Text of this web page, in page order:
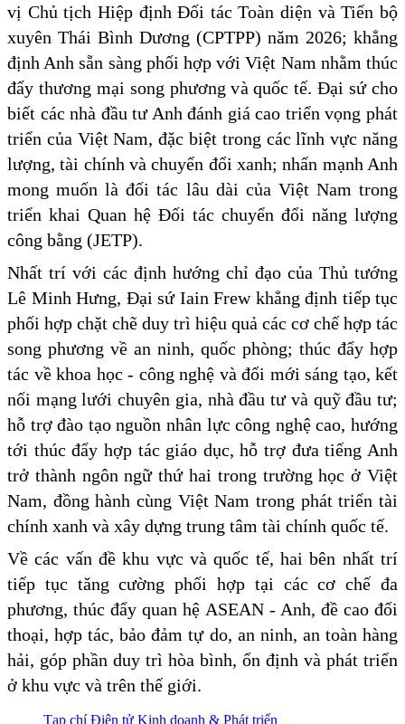
vị Chủ tịch Hiệp định Đối tác Toàn diện và Tiến bộ
xuyên Thái Bình Dương (CPTPP) năm 2026; khẳng
định Anh sẵn sàng phối hợp với Việt Nam nhằm thúc
đẩy thương mại song phương và quốc tế. Đại sứ cho
biết các nhà đầu tư Anh đánh giá cao triển vọng phát
triển của Việt Nam, đặc biệt trong các lĩnh vực năng
lượng, tài chính và chuyển đổi xanh; nhấn mạnh Anh
mong muốn là đối tác lâu dài của Việt Nam trong
triển khai Quan hệ Đối tác chuyển đổi năng lượng
công bằng (JETP).
Nhất trí với các định hướng chỉ đạo của Thủ tướng
Lê Minh Hưng, Đại sứ Iain Frew khẳng định tiếp tục
phối hợp chặt chẽ duy trì hiệu quả các cơ chế hợp tác
song phương về an ninh, quốc phòng; thúc đẩy hợp
tác về khoa học - công nghệ và đổi mới sáng tạo, kết
nối mạng lưới chuyên gia, nhà đầu tư và quỹ đầu tư;
hỗ trợ đào tạo nguồn nhân lực công nghệ cao, hướng
tới thúc đẩy hợp tác giáo dục, hỗ trợ đưa tiếng Anh
trở thành ngôn ngữ thứ hai trong trường học ở Việt
Nam, đồng hành cùng Việt Nam trong phát triển tài
chính xanh và xây dựng trung tâm tài chính quốc tế.
Về các vấn đề khu vực và quốc tế, hai bên nhất trí
tiếp tục tăng cường phối hợp tại các cơ chế đa
phương, thúc đẩy quan hệ ASEAN - Anh, đề cao đối
thoại, hợp tác, bảo đảm tự do, an ninh, an toàn hàng
hải, góp phần duy trì hòa bình, ổn định và phát triển
ở khu vực và trên thế giới.
Tạp chí Điện tử Kinh doanh & Phát triển